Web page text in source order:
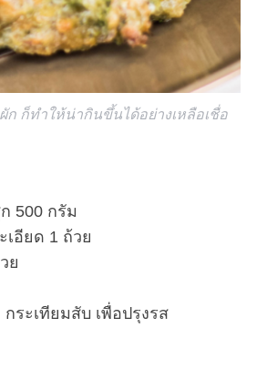
ก ก็ทำให้น่ากินขึ้นได้อย่างเหลือเชื่อ
500 กรัม
เอียด 1 ถ้วย
ย
ระเทียมสับ เพื่อปรุงรส